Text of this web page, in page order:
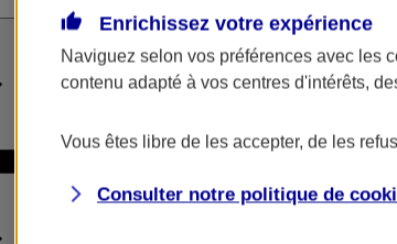
Enrichissez votre expérience
Naviguez selon vos préférences avec les
contenu adapté à vos centres d'intérêts,
Vous êtes libre de les accepter, de les
Consulter notre politique de